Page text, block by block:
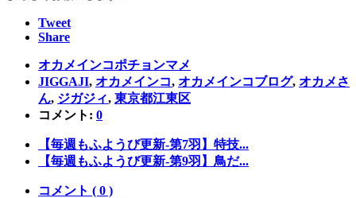
Tweet
Share
オカメインコポチョンマメ
JIGGAJI, オカメインコ, オカメインコブログ, オカメさ
ん, ジガジィ, 東京都江東区
コメント: 0
【毎週もふようび更新-第7羽】特技...
【毎週もふようび更新-第9羽】鳥だ...
コメント ( 0 )